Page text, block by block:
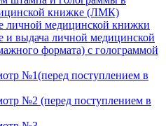
книжке (ЛМК)
личной медицинской книжки
и выдача личной медицинской
формата) с голограммой
№1(перед поступлением в
№2 (перед поступлением в